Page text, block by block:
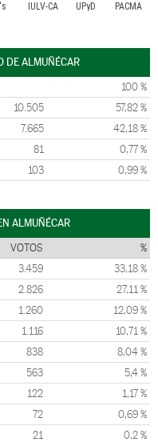
IULV-CA UPyD PACMA
DE ALMUÑÉCAR
100 %
10.505 57,82 %
7.665 42,18 %
81 0,77 %
103 0,99 %
ALMUÑÉCAR
VOTOS %
3.459 33,18 %
2.826 27,11 %
1.260 12,09 %
1.116 10,71 %
838 8,04 %
563 5,4 %
122 1,17 %
72 0,69 %
21 0,2 %